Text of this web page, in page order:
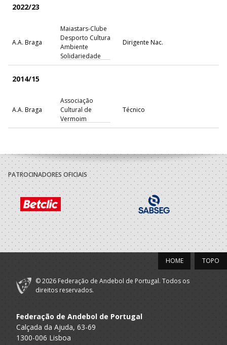
2022/23
A.A. Braga
Maiastars-Clube
Desporto Cultura
Ambiente
Solidariedade
Dirigente Nac.
2014/15
A.A. Braga
Associação
Cultural de
Vermoim
Técnico
A.A. Braga
Associação
Cultural de
Vermoim
Técnico
2012/13
A.A. Braga
Associação
Cultural de
Vermoim
Técnico
CLUBE
C 99/00
PATROCINADORES OFICIAIS
TOPO
HOME
© 2026 Federação de Andebol de Portugal. Todos os
direitos reservados.
Federação de Andebol de Portugal
Calçada da Ajuda, 63-69
1300-006 Lisboa